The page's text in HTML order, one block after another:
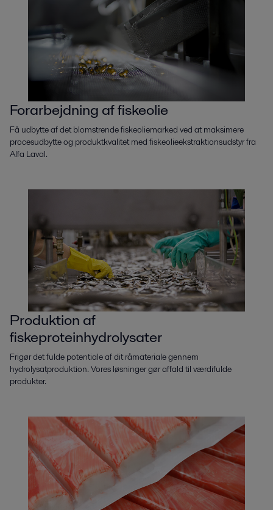
Forarbejdning af fiskeolie
Få udbytte af det blomstrende fiskeoliemarked ved at maksimere
procesudbytte og produktkvalitet med fiskeolieekstraktionsudstyr fra
Alfa Laval.
Produktion af
fiskeproteinhydrolysater
Frigør det fulde potentiale af dit råmateriale gennem
hydrolysatproduktion. Vores løsninger gør affald til værdifulde
produkter.